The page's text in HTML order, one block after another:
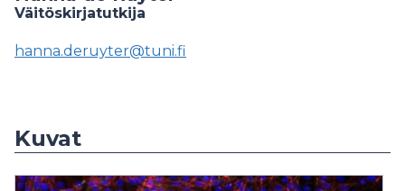
Väitöskirjatutkija
hanna.deruyter@tuni.fi
Kuvat